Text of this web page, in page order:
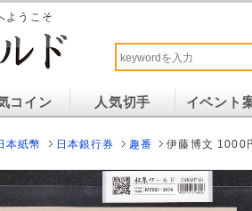
ようこそ
コイン 人気切手 イベント
本紙幣 日本銀行券 趣番 伊藤博文 1000